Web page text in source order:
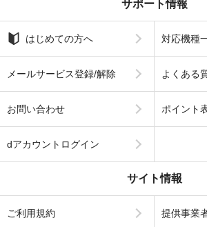
サポート情報
はじめての方へ 対応機種
メールサービス登録/解除 よくある
お問い合わせ ポイント
dアカウントログイン
サイト情報
ご利用規約 提供事業